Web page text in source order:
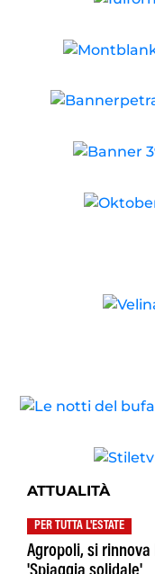
ATTUALITÀ
PER TUTTA L'ESTATE
Agropoli, si